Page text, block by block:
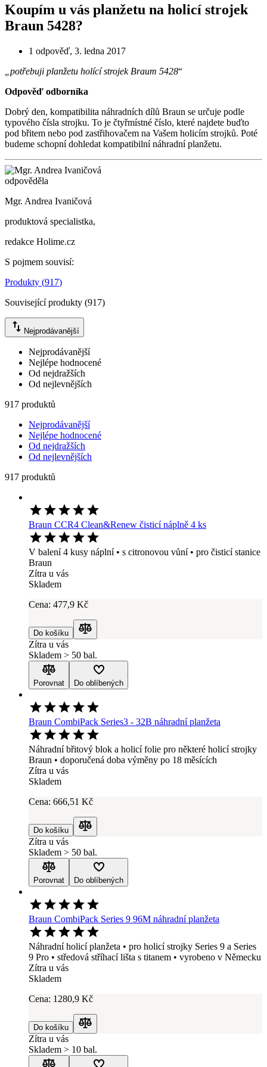
Koupím u vás planžetu na holicí strojek
Braun 5428?
1 odpověď, 3. ledna 2017
„potřebuji planžetu holící strojek Braum 5428“
Odpověď odborníka
Dobrý den, kompatibilita náhradních dílů Braun se určuje podle
typového čísla strojku. To je čtyřmístné číslo, které najdete buďto
pod břitem nebo pod zastřihovačem na Vašem holicím strojků. Poté
budeme schopní dohledat kompatibilní náhradní planžetu.
odpověděla
Mgr. Andrea Ivaničová
produktová specialistka,
redakce Holime.cz
S pojmem souvisí:
Produkty (917)
Související produkty (917)
Nejprodávanější
Nejprodávanější
Nejlépe hodnocené
Od nejdražších
Od nejlevnějších
917 produktů
Nejprodávanější
Nejlépe hodnocené
Od nejdražších
Od nejlevnějších
917 produktů
Braun CCR4 Clean&Renew čisticí náplně 4 ks
V balení 4 kusy náplní • s citronovou vůní • pro čisticí stanice
Braun
Zítra u vás
Skladem
Cena: 477,9 Kč
Do košíku
Porovnat
Zítra u vás
Skladem > 50 bal.
Porovnat Do oblíbených
Braun CombiPack Series3 - 32B náhradní planžeta
Náhradní břitový blok a holicí folie pro některé holicí strojky
Braun • doporučená doba výměny po 18 měsících
Zítra u vás
Skladem
Cena: 666,51 Kč
Do košíku
Porovnat
Zítra u vás
Skladem > 50 bal.
Porovnat Do oblíbených
Braun CombiPack Series 9 96M náhradní planžeta
Náhradní holicí planžeta • pro holicí strojky Series 9 a Series
9 Pro • středová stříhací lišta s titanem • vyrobeno v Německu
Zítra u vás
Skladem
Cena: 1280,9 Kč
Do košíku
Porovnat
Zítra u vás
Skladem > 10 bal.